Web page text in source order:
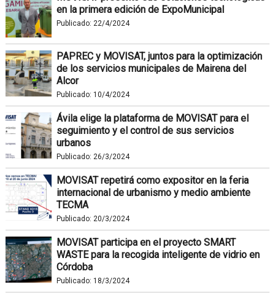
en la primera edición de ExpoMunicipal
Publicado: 22/4/2024
PAPREC y MOVISAT, juntos para la optimización
de los servicios municipales de Mairena del
Alcor
Publicado: 10/4/2024
Ávila elige la plataforma de MOVISAT para el
seguimiento y el control de sus servicios
urbanos
Publicado: 26/3/2024
MOVISAT repetirá como expositor en la feria
internacional de urbanismo y medio ambiente
TECMA
Publicado: 20/3/2024
MOVISAT participa en el proyecto SMART
WASTE para la recogida inteligente de vidrio en
Córdoba
Publicado: 18/3/2024